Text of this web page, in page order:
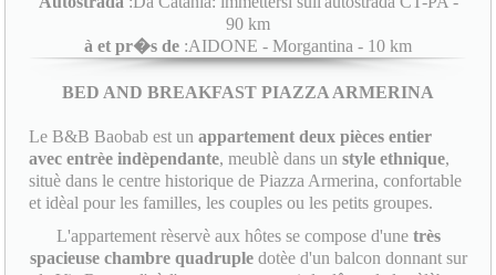
90 km
à et pr�s de :AIDONE - Morgantina - 10 km
BED AND BREAKFAST PIAZZA ARMERINA
Le B&B Baobab est unappartement deux pièces entier
avec entrèe indèpendante, meublè dans unstyle ethnique,
situè dans le centre historique de Piazza Armerina, confortable
et idèal pour les familles, les couples ou les petits groupes.
L'appartement rèservè aux hôtes se compose d'une très
spacieuse chambre quadrupledotèe d'un balcon donnant sur